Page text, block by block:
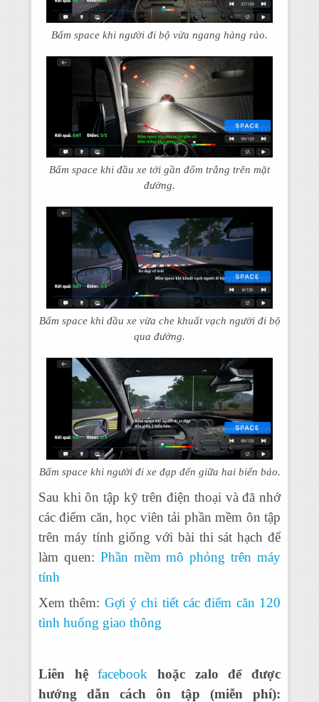
Bấm space khi người đi bộ vừa ngang hàng rào.
Bấm space khi đầu xe tới gần đốm trắng trên mặt
đường.
Bấm space khi đầu xe vừa che khuất vạch người đi bộ
qua đường.
Bấm space khi người đi xe đạp đến giữa hai biển báo.
Sau khi ôn tập kỹ trên điện thoại và đã nhớ
các điểm căn, học viên tải phần mềm ôn tập
trên máy tính giống với bài thi sát hạch để
làm quen: Phần mềm mô phỏng trên máy
tính
Xem thêm: Gợi ý chi tiết các điểm căn 120
tình huống giao thông
Liên hệfacebook hoặc zalo để được
hướng dẫn cách ôn tập (miễn phí):